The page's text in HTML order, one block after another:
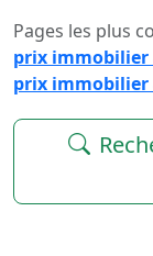
Pages les plus
prix immobilier
prix immobilier